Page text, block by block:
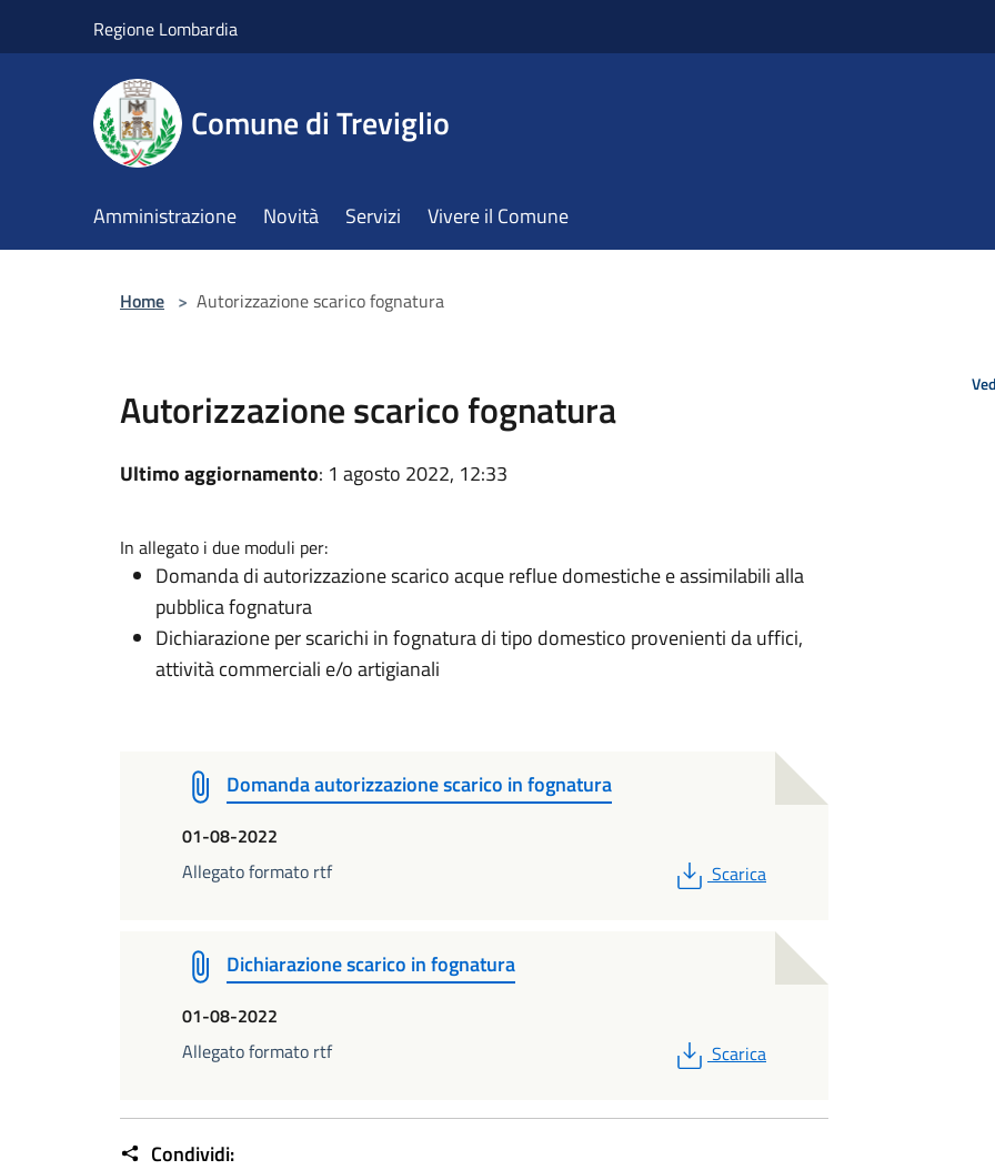
Regione Lombardia
Comune di Treviglio
Amministrazione Novità Servizi Vivere il Comune
Home > Autorizzazione scarico fognatura
Autorizzazione scarico fognatura
Ultimo aggiornamento: 1 agosto 2022, 12:33
In allegato i due moduli per:
Domanda di autorizzazione scarico acque reflue domestiche e assimilabili alla
pubblica fognatura
Dichiarazione per scarichi in fognatura di tipo domestico provenienti da uffici,
attività commerciali e/o artigianali
Domanda autorizzazione scarico in fognatura
01-08-2022
Allegato formato rtf
PDF
Scarica
Dichiarazione scarico in fognatura
01-08-2022
Allegato formato rtf
PDF
Scarica
Condividi: